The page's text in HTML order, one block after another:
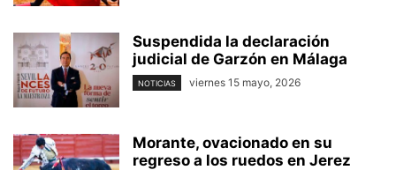
Suspendida la declaración
judicial de Garzón en Málaga
NOTICIAS viernes 15 mayo, 2026
Morante, ovacionado en su
regreso a los ruedos en Jerez